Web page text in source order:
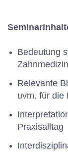
Bedeutung
Zahnmedizin
Relevante
uvm. für die
Praxisalltag